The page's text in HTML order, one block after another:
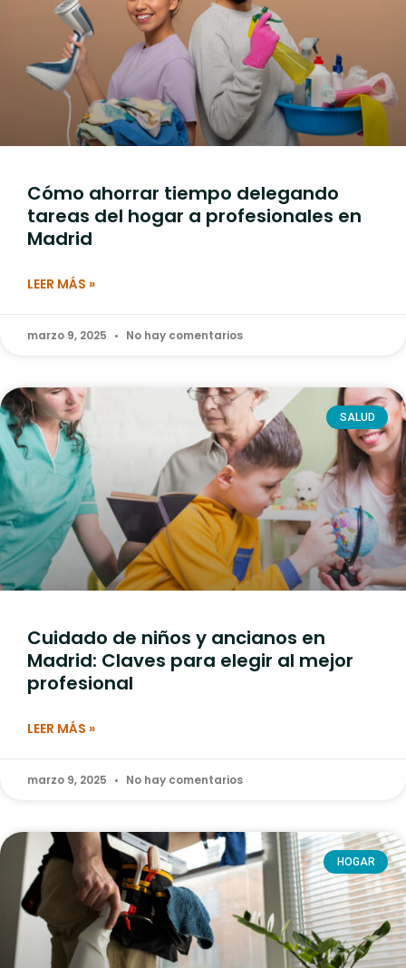
Cómo ahorrar tiempo delegando
tareas del hogar a profesionales en
Madrid
LEER MÁS »
marzo 9, 2025 No hay comentarios
SALUD
Cuidado de niños y ancianos en
Madrid: Claves para elegir al mejor
profesional
LEER MÁS »
marzo 9, 2025 No hay comentarios
HOGAR